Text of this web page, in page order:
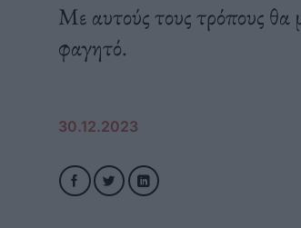
Με αυτούς τους τρόπους θα
φαγητό.
30.12.2023